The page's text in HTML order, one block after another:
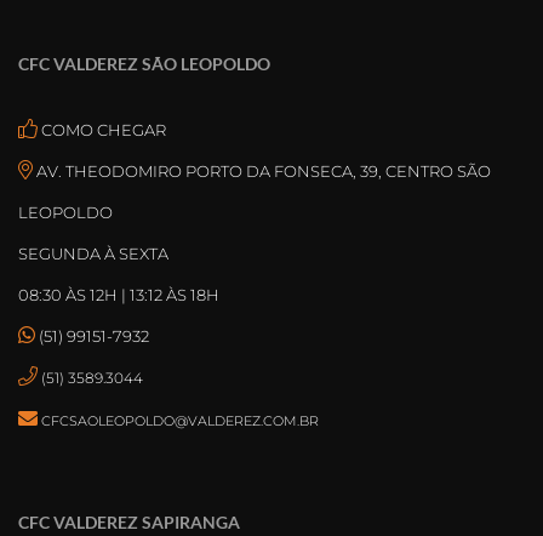
CFC VALDEREZ SÃO LEOPOLDO
COMO CHEGAR
AV. THEODOMIRO PORTO DA FONSECA, 39, CENTRO SÃO
LEOPOLDO
SEGUNDA À SEXTA
08:30 ÀS 12H | 13:12 ÀS 18H
(51) 99151-7932
(51) 3589.3044
CFCSAOLEOPOLDO@VALDEREZ.COM.BR
CFC VALDEREZ SAPIRANGA